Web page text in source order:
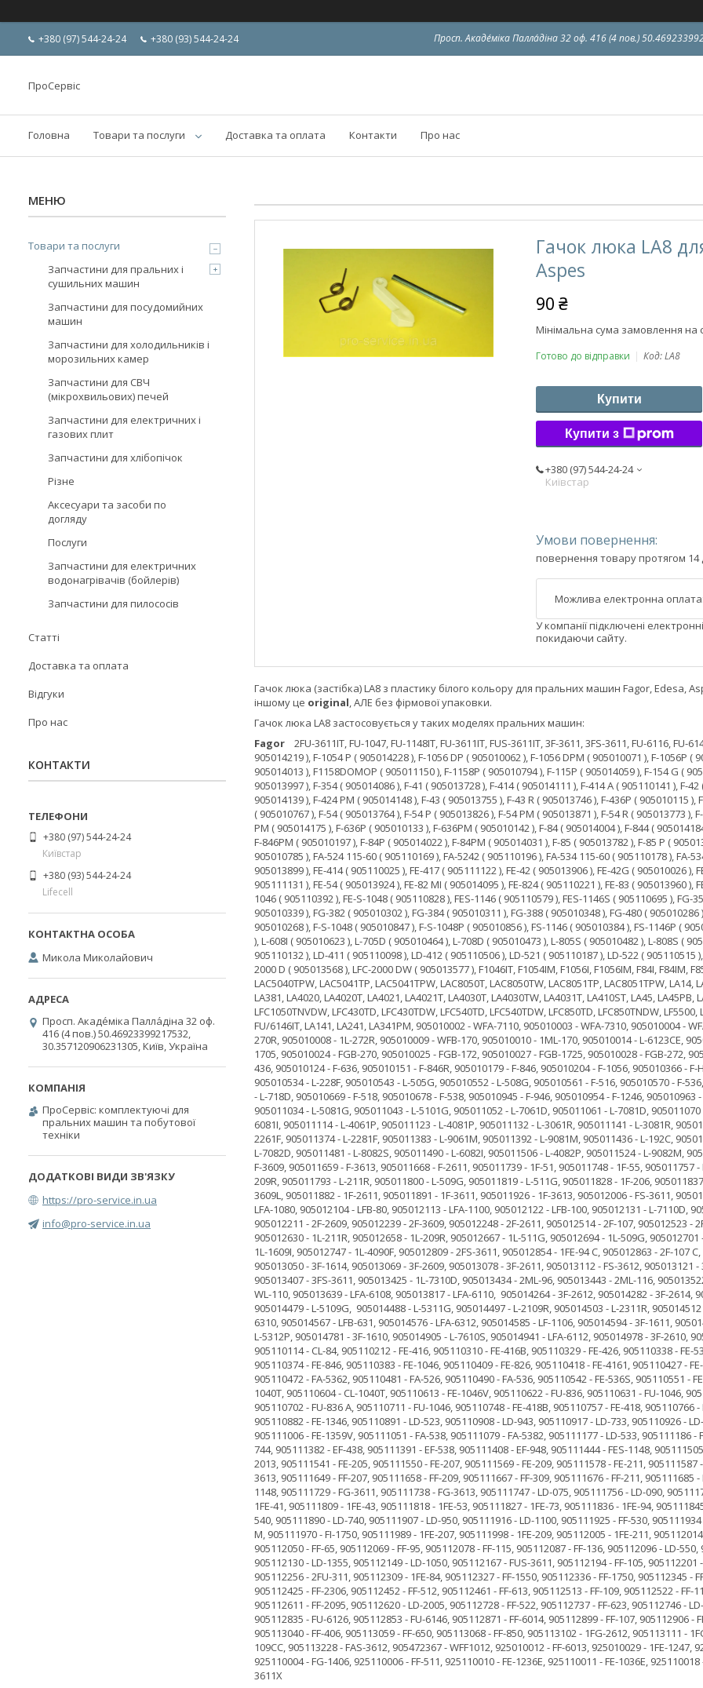
+380 (97) 544-24-24 +380 (93) 544-24-24 Просп. Акаде́міка Палла́діна 32 оф. 416 (4 пов.)
ПроСервіс
Головна Товари та послуги Доставка та оплата Контакти Про нас
Гачок люка LA8
Aspes
90 ₴
Мінімальна сума замовлення на
Готово до відправки Код:LA8
Купити
Купити з
+380 (97) 544-24-24
Київстар
повернення товару протягом 14
У компанії підключені
покидаючи сайту.
Гачок люка (застібка) LA8 з пластику білого кольору для пральних машин Fagor, Edesa,
іншому це original, АЛЕ без фірмової упаковки.
Гачок люка LA8 застосовується у таких моделях пральних машин:
Fagor
2FU-3611IT, FU-1047, FU-1148IT, FU-3611IT, FUS-3611IT, 3F-3611, 3FS-3611, FU-6116, FU-6146, 3F3611, 3FS3611, F-105 ( 905013791 ), F-105 P ( 905013844 ), F-1054 ( 905014219 ), F-1054 P ( 905014228 ), F-1056 DP ( 905010062 ), F-1056 DPM ( 905010071 ), F-1056P ( 905010213 ), F-1056PM ( 905010222 ), F-1058DP ( 905010936 ), F-115 ( 905014013 ), F1158DOMOP ( 905011150 ), F-1158P ( 905010794 ), F-115P ( 905014059 ), F-154 G ( 905013942 ), F-2100P ( 905010428 ), F-2200P ( 905010865 ), F-254 D ( 905013997 ), F-354 ( 905014086 ), F-41 ( 905013728 ), F-414 ( 905014111 ), F-414 A ( 905110141 ), F-42 ( 905013737 ), F-420 ( 905010053 ), F-424 ( 905014120 ), F-424 P ( 905014139 ), F-424 PM ( 905014148 ), F-43 ( 905013755 ), F-43 R ( 905013746 ), F-436P ( 905010115 ), F -534 ( 905010044 ), F-536P ( 905010598 ), F-538P ( 905010758 ), F-538PM ( 905010767 ), F-54 ( 905013764 ), F-54 P ( 905013826 ), F-54 PM ( 905013871 ), F-54 R ( 905013773 ), F-634 ( 905014157 ), F-634 A ( 905110150 ), F-634 P ( 905014166 ), F-634 PM ( 905014175 ), F-636P ( 905010133 ), F-636PM ( 905010142 ), F-84 ( 905014004 ), F-844 ( 905014184 ), F-844 P ( 905014193 ), F-844 PM ( 905014200 ), F-846P ( 905010188 ), F-846PM ( 905010197 ), F-84P ( 905014022 ), F-84PM ( 905014031 ), F-85 ( 905013782 ), F-85 P ( 905013835 ), F-85 PM ( 905013880 ), F-948P ( 905010776 ), F-948PM ( 905010785 ), FA-524 115-60 ( 905110169 ), FA-5242 ( 905110196 ), FA-534 115-60 ( 905110178 ), FA-5342 ( 905110203 ), FE-1047 ( 905111159 ), FE-1347 ( 905111168 ), FE-41 ( 905013899 ), FE-414 ( 905110025 ), FE-417 ( 905111122 ), FE-42 ( 905013906 ), FE-42G ( 905010026 ), FE-43 ( 905013915 ), FE-534 ( 905110052 ), FE-534S ( 905110445 ), FE-537 ( 905111131 ), FE-54 ( 905013924 ), FE-82 MI ( 905014095 ), FE-824 ( 905110221 ), FE-83 ( 905013960 ), FE-83 CA ( 905010035 ), FE-837 ( 905111140 ), FE-85 ( 905013933 ), FE-S-1046 ( 905110392 ), FE-S-1048 ( 905110828 ), FES-1146 ( 905110579 ), FES-1146S ( 905110695 ), FG-350 ( 905010277 ), FG-3508 ( 905010357 ), FG-356 ( 905010320 ), FG-358 ( 905010339 ), FG-382 ( 905010302 ), FG-384 ( 905010311 ), FG-388 ( 905010348 ), FG-480 ( 905010286 ), F-H-1336P ( 905010375 ), F-S-1046 ( 905010259 ), F-S-1046P ( 905010268 ), F-S-1048 ( 905010847 ), F-S-1048P ( 905010856 ), FS-1146 ( 905010384 ), FS-1146P ( 905010400 ), L-305R ( 905010507 ), L-308R ( 905010516 ), L-605I ( 905010614 ), L-608I ( 905010623 ), L-705D ( 905010464 ), L-708D ( 905010473 ), L-805S ( 905010482 ), L-808S ( 905010491 ), LD-1042 ( 905110533 ), LD-1042V ( 905110846 ), LD-1051 ( 905110132 ), LD-411 ( 905110098 ), LD-412 ( 905110506 ), LD-521 ( 905110187 ), LD-522 ( 905110515 ), LD-832 ( 905110524 ), LD-841 ( 905110123 ), LD-842V ( 905110837 ), LFC-2000 D ( 905013568 ), LFC-2000 DW ( 905013577 ), F1046IT, F1054IM, F1056I, F1056IM, F84I, F84IM, F85I, LAC4030TP, LAC4030TPW, LAC4031TP, LAC4031TPW, LAC5040TP, LAC5040TPW, LAC5041TP, LAC5041TPW, LAC8050T, LAC8050TW, LAC8051TP, LAC8051TPW, LA14, LA24, LA34, LA34PB, LA34PM, LA341, LA341PB, LA351, LA351PB, LA38, LA381, LA4020, LA4020T, LA4021, LA4021T, LA4030T, LA4030TW, LA4031T, LA410ST, LA45, LA45PB, LA5040T, LA5040TW, LA5041T, LA5041TW, LA58PB, LFC1050TNVDW, LFC430TD, LFC430TDW, LFC540TD, LFC540TDW, LFC850TD, LFC850TNDW, LF5500, LK4, LK4S, LM1000, LN2040, LN2040T, FU6116, FU6146, FUS6116IT, FU/6146IT, LA141, LA241, LA341PM, 905010002 - WFA-7110, 905010003 - WFA-7310, 905010004 - WFA-7112, 905010005 - WFB-712, 905010006 - WFA-7312, 905010007 - 1L-270R, 905010008 - 1L-272R, 905010009 - WFB-170, 905010010 - 1ML-170, 905010014 - L-6123CE, 905010021 - F-2710LX, 905010022 - FGB-170, 905010023 - FGB-1705, 905010024 - FGB-270, 905010025 - FGB-172, 905010027 - FGB-1725, 905010028 - FGB-272, 905010029 - L-7712S, 905010080 - F-416, 905010099 - F-426, 905010106 - F-436, 905010124 - F-636, 905010151 - F-846R, 905010179 - F-846, 905010204 - F-1056, 905010366 - F-H-1336, 905010437 - L-16C, 905010446 - L-19C, 905010525 - L-225F, 905010534 - L-228F, 905010543 - L-505G, 905010552 - L-508G, 905010561 - F-516, 905010570 - F-536, 905010589 - F-526, 905010605 - XG-50, 905010632 - L-715D, 905010641 - L-718D, 905010669 - F-518, 905010678 - F-538, 905010945 - F-946, 905010954 - F-1246, 905010963 - L-161C, 905010981 - L-191C, 905010990 - L-2261F, 905011007 - L-2281F, 905011034 - L-5081G, 905011043 - L-5101G, 905011052 - L-7061D, 905011061 - L-7081D, 905011070 - L-8061S, 905011089 - L-8081S, 905011098 - L-6061I, 905011105 - L-6081I, 905011114 - L-4061P, 905011123 - L-4081P, 905011132 - L-3061R, 905011141 - L-3081R, 905011169 - F-2009, 905011178 - F-2011, 905011196 - FS-1148, 905011365 - L-2261F, 905011374 - L-2281F, 905011383 - L-9061M, 905011392 - L-9081M, 905011436 - L-192C, 905011445 - L-2082F, 905011454 - L-5102G, 905011463 - L-5082G, 905011472 - L-7082D, 905011481 - L-8082S, 905011490 - L-6082I, 905011506 - L-4082P, 905011524 - L-9082M, 905011560 - L-3082R, 905011579 - F-2609, 905011588 - F-2607, 905011597 - F-3609, 905011659 - F-3613, 905011668 - F-2611, 905011739 - 1F-51, 905011748 - 1F-55, 905011757 - L-7070D, 905011766 - L-7090D, 905011775 - L-4090F, 905011784 - L-209R, 905011793 - L-211R, 905011800 - L-509G, 905011819 - L-511G, 905011828 - 1F-206, 905011837 - 1F-2607, 905011846 - 1F-2609, 905011864 - 1F-3609, 905011873 - 1F-3609L, 905011882 - 1F-2611, 905011891 - 1F-3611, 905011926 - 1F-3613, 905012006 - FS-3611, 905012024 - L-1609I, 905012033 - F-4611, 905012060 - 1F-3611, 905012097 - LFA-1080, 905012104 - LFB-80, 905012113 - LFA-1100, 905012122 - LFB-
Товари та послуги
Запчастини для пральних і
сушильних машин
Запчастини для посудомийних
машин
Запчастини для холодильників і
морозильних камер
Запчастини для СВЧ
(мікрохвильових) печей
Запчастини для електричних і
газових плит
Запчастини для хлібопічок
Різне
Аксесуари та засоби по
догляду
Послуги
Запчастини для електричних
водонагрівачів (бойлерів)
Запчастини для пилососів
Статті
Доставка та оплата
Відгуки
Про нас
КОНТАКТИ
+380 (97) 544-24-24
Київстар
+380 (93) 544-24-24
Lifecell
Микола Миколайович
Просп. Акаде́міка Палла́діна 32 оф.
416 (4 пов.) 50.46923399217532,
30.357120906231305, Київ, Україна
ПроСервіс: комплектуючі для
пральних машин та побутової
техніки
https://pro-service.in.ua
info@pro-service.in.ua